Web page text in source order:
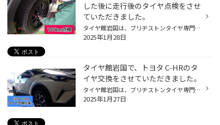
した後に走行後のタイヤ点検をさせ
ていただきました。
タイヤ館岩国は、ブリヂストンタイヤ専門店になります。 前回、スタッドレスタイヤを購入取付作業をさせていただいたお客様が100㎞走行後のタイヤ点検に来られました。（スタッドレスタイヤは200㎞走行後になります。） 当店で購入されたお客様への無料のタイヤ点検サービスになります。 まだ来られ...
2025年1月28日
タイヤ館岩国で、トヨタ C-HRのタ
イヤ交換をさせていただきました。
タイヤ館岩国は、ブリヂストンタイヤ専門店になります。 今回はいつもご利用されているお客様からの依頼でタイヤ交換作業をさせていただきました。 今回取り付けするタイヤはコチラ！ プレイズ PX-RVⅡ 今までのタイヤを取り外して新しいタイヤを組み付けしていきます。 空気圧を充填しバランス調整...
2025年1月27日